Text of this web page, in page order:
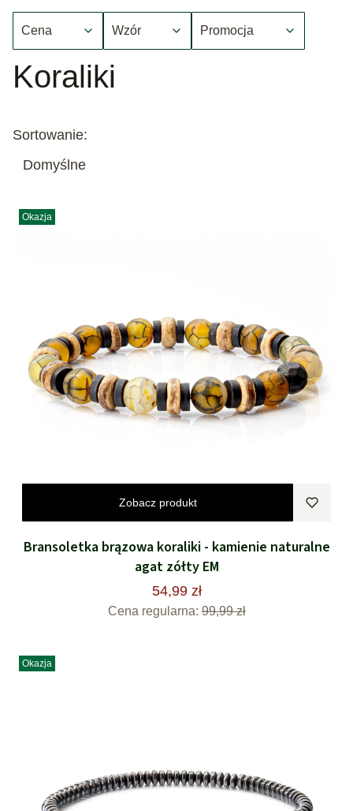
Cena Wzór Promocja
Koniec filtrów
Koraliki
Lista produktów
Sortowanie:
Domyślne
Okazja
Zobacz produkt
Bransoletka brązowa koraliki - kamienie naturalne
agat zółty EM
54,99 zł
Cena regularna: 99,99 zł
Okazja